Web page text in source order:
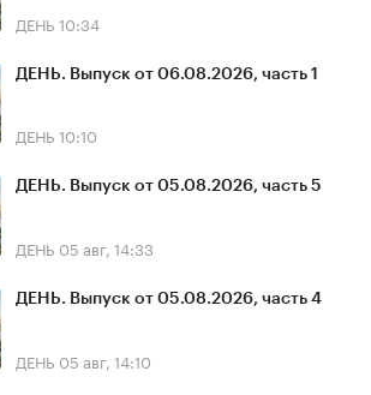
ДЕНЬ 10:34
ДЕНЬ. Выпуск от 06.08.2026, часть 1
ДЕНЬ 10:10
ДЕНЬ. Выпуск от 05.08.2026, часть 5
ДЕНЬ 05 авг, 14:33
ДЕНЬ. Выпуск от 05.08.2026, часть 4
ДЕНЬ 05 авг, 14:10